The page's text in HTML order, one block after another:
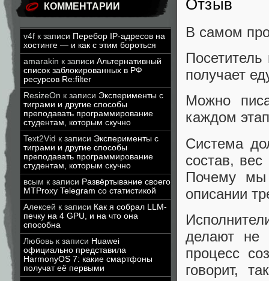
КОММЕНТАРИИ
v4f к записи Перебор IP-адресов на
хостинге — и как с этим бороться
amarakin к записи Альтернативный
список заблокированных в РФ
ресурсов Re:filter
ResizeOn к записи Эксперименты с
тиграми и другие способы
преподавать программирование
студентам, которым скучно
Text2Vid к записи Эксперименты с
тиграми и другие способы
преподавать программирование
студентам, которым скучно
всым к записи Развёртывание своего
MTProxy Telegram со статистикой
Алексей к записи Как я собрал LLM-
печку на 4 GPU, и на что она
способна
Любовь к записи Huawei
официально представила
HarmonyOS 7: какие смартфоны
получат её первыми
Отзыв
В самом
получает
Можно
каждом
Система
состав,
Почему мы
описании
делают не
процесс
говорит,